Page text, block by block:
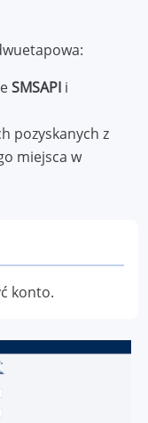
SMSAPI i
pozyskanych z
miejsca w
konto.